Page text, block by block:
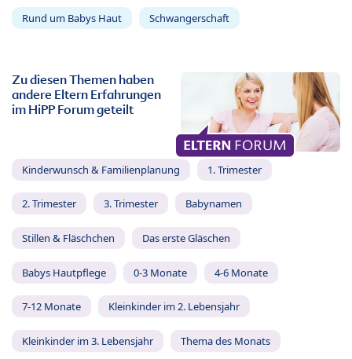
Rund um Babys Haut Schwangerschaft
Zu diesen Themen haben
andere Eltern Erfahrungen
im HiPP Forum geteilt
Kinderwunsch & Familienplanung 1. Trimester
2. Trimester 3. Trimester Babynamen
Stillen & Fläschchen Das erste Gläschen
Babys Hautpflege 0-3 Monate 4-6 Monate
7-12 Monate Kleinkinder im 2. Lebensjahr
Kleinkinder im 3. Lebensjahr Thema des Monats